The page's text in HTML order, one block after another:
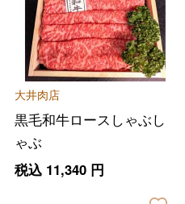
大井肉店
黒毛和牛ロースしゃぶし
ゃぶ
税込 11,340円